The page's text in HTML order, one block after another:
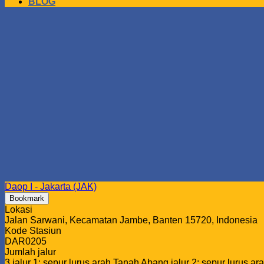
Daop I - Jakarta (JAK)
Bookmark
Lokasi
Jalan Sarwani, Kecamatan Jambe, Banten 15720, Indonesia
Kode Stasiun
DAR0205
Jumlah jalur